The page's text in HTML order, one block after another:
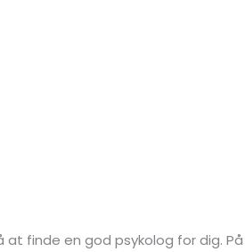
finde en god psykolog for dig. På